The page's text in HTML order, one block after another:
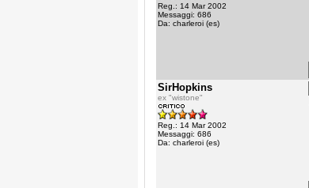
Reg.: 14 Mar 2002
Messaggi: 686
Da: charleroi (es)
SirHopkins
ex "wistone"
Reg.: 14 Mar 2002
Messaggi: 686
Da: charleroi (es)